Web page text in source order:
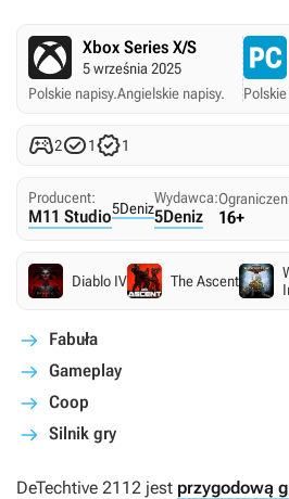
Xbox Series X/S
5 września 2025
Polskie napisy.Angielskie napisy.
211
Producent:
M11 Studio5Deniz
Wydawca:
5Deniz 16+
Diablo IV The Ascent
Fabuła
Gameplay
Coop
Silnik gry
DeTechtive 2112 jest przygodową